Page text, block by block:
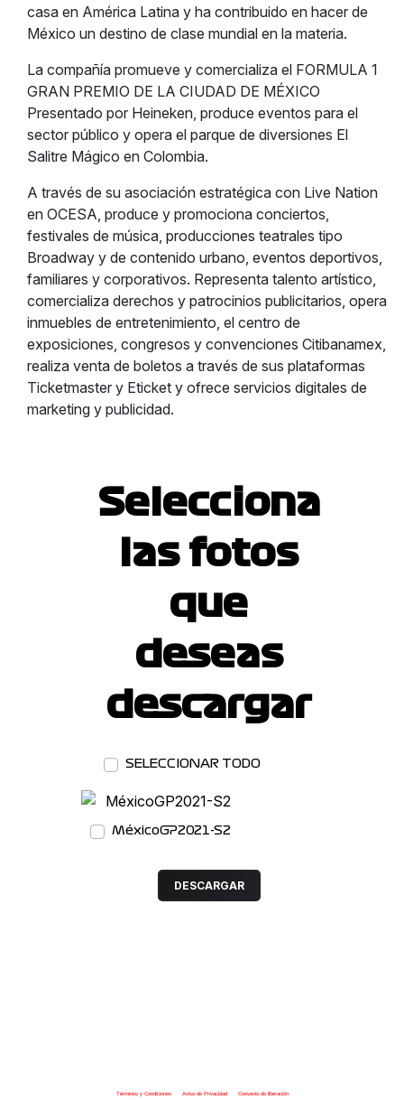
casa en América Latina y ha contribuido en hacer de
México un destino de clase mundial en la materia.
La compañía promueve y comercializa el FORMULA 1
GRAN PREMIO DE LA CIUDAD DE MÉXICO
Presentado por Heineken, produce eventos para el
sector público y opera el parque de diversiones El
Salitre Mágico en Colombia.
A través de su asociación estratégica con Live Nation
en OCESA, produce y promociona conciertos,
festivales de música, producciones teatrales tipo
Broadway y de contenido urbano, eventos deportivos,
familiares y corporativos. Representa talento artístico,
comercializa derechos y patrocinios publicitarios, opera
inmuebles de entretenimiento, el centro de
exposiciones, congresos y convenciones Citibanamex,
realiza venta de boletos a través de sus plataformas
Ticketmaster y Eticket y ofrece servicios digitales de
marketing y publicidad.
Selecciona
las fotos
que
deseas
descargar
SELECCIONAR TODO
DESCARGAR
MéxicoGP2021-S2
DESCARGAR
Términos y Condiciones| Aviso de Privacidad| Convenio de liberación